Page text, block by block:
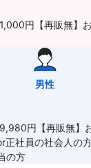
円【再販無】
男性
円【再販無】
正社員の社会人の
の方